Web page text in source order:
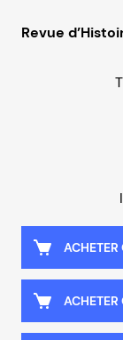
Revue
ACHETER
ACHETER